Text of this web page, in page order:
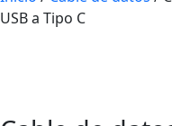
USB a Tipo C